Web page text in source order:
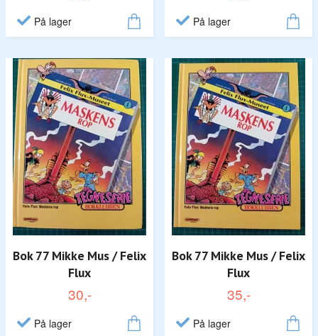
På lager På lager
Bok 77 Mikke Mus / Felix
Flux
30,-
På lager
Bok 77 Mikke Mus / Felix
Flux
35,-
På lager